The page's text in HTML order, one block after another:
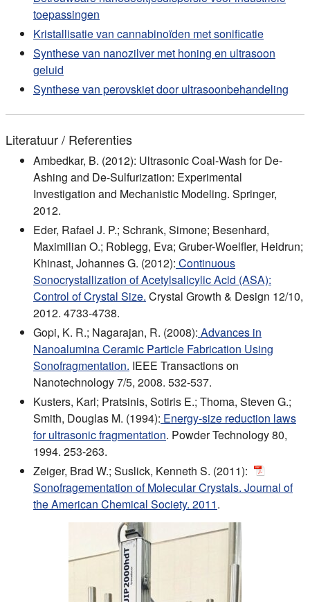
toepassingen
Kristallisatie van cannabinoïden met sonificatie
Synthese van nanozilver met honing en ultrasoon
geluid
Synthese van perovskiet door ultrasoonbehandeling
Literatuur / Referenties
Ambedkar, B. (2012): Ultrasonic Coal-Wash for De-
Ashing and De-Sulfurization: Experimental
Investigation and Mechanistic Modeling. Springer,
2012.
Eder, Rafael J. P.; Schrank, Simone; Besenhard,
Maximilian O.; Roblegg, Eva; Gruber-Woelfler, Heidrun;
Khinast, Johannes G. (2012): Continuous
Sonocrystallization of Acetylsalicylic Acid (ASA):
Control of Crystal Size. Crystal Growth & Design 12/10,
2012. 4733-4738.
Gopi, K. R.; Nagarajan, R. (2008): Advances in
Nanoalumina Ceramic Particle Fabrication Using
Sonofragmentation. IEEE Transactions on
Nanotechnology 7/5, 2008. 532-537.
Kusters, Karl; Pratsinis, Sotiris E.; Thoma, Steven G.;
Smith, Douglas M. (1994): Energy-size reduction laws
for ultrasonic fragmentation. Powder Technology 80,
1994. 253-263.
Zeiger, Brad W.; Suslick, Kenneth S. (2011):
Sonofragementation of Molecular Crystals. Journal of
the American Chemical Society. 2011.